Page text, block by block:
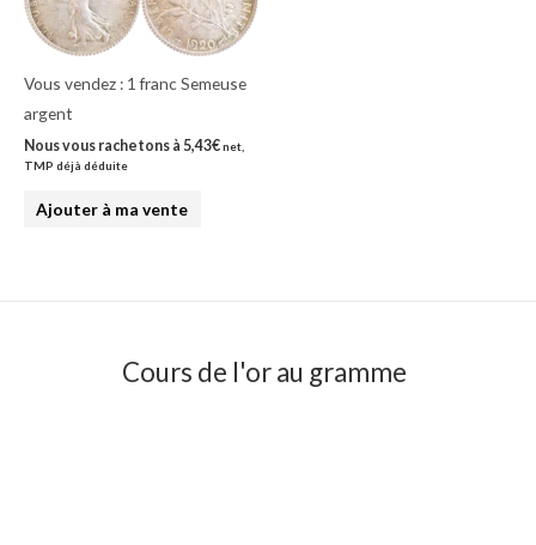
Vous vendez : 1 franc Semeuse
argent
Nous vous rachetons à 5,43€net,
TMP déjà déduite
Ajouter à ma vente
Cours de l'or au gramme